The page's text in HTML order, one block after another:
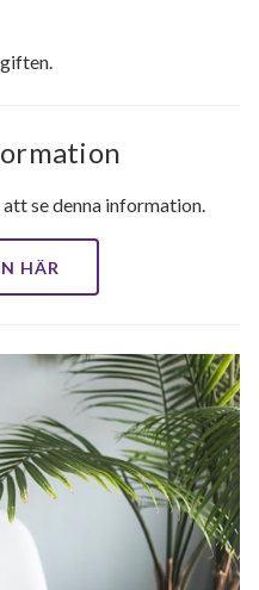
se denna information.
HÄR